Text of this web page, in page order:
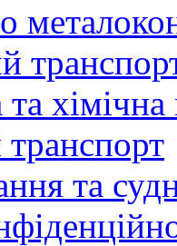
транспорт
та